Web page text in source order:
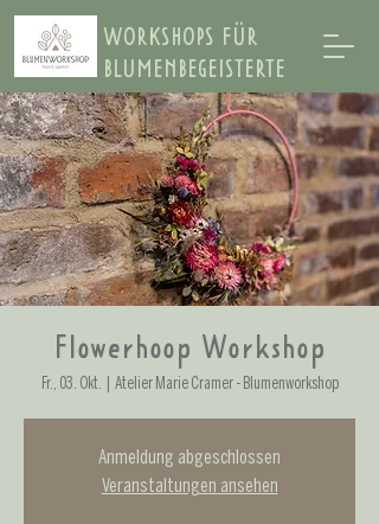
WORKSHOPS FÜR
BLUMENBEGEISTERTE
Flowerhoop Workshop
Fr., 03. Okt. Atelier Marie Cramer - Blumenworkshop
Anmeldung abgeschlossen
Veranstaltungen ansehen